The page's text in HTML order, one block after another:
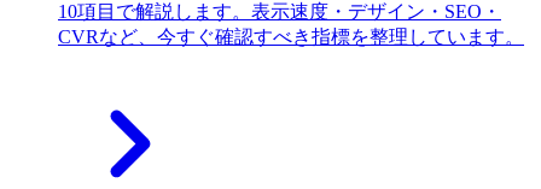
10項目で解説します。表示速度・デザイン・SEO・
CVRなど、今すぐ確認すべき指標を整理しています。